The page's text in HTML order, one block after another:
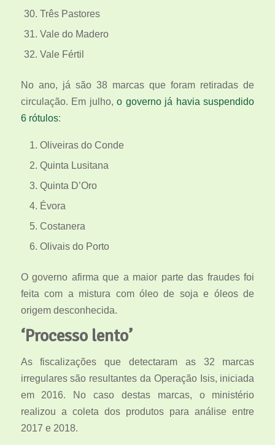
Três Pastores
Vale do Madero
Vale Fértil
No ano, já são 38 marcas que foram retiradas de
circulação. Em julho,o governo já havia suspendido
6 rótulos:
Oliveiras do Conde
Quinta Lusitana
Quinta D’Oro
Évora
Costanera
Olivais do Porto
O governo afirma que a maior parte das fraudes foi
feita com a mistura com óleo de soja e óleos de
origem desconhecida.
‘Processo lento’
As fiscalizações que detectaram as 32 marcas
irregulares são resultantes da Operação Isis, iniciada
em 2016. No caso destas marcas, o ministério
realizou a coleta dos produtos para análise entre
2017 e 2018.